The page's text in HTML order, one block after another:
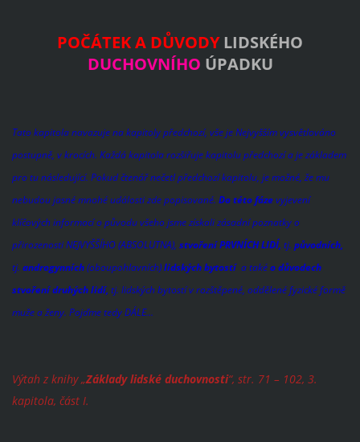
POČÁTEK A DŮVODYLIDSKÉHO
DUCHOVNÍHO ÚPADKU
Tato kapitola navazuje na kapitoly předchozí, vše je Nejvyšším vysvětlováno
postupně, v krocích. Každá kapitola rozšiřuje kapitolu předchozí a je základem
pro tu následující. Pokud čtenář nečetl předchozí kapitolu, je možné, že mu
nebudou jasné mnohé události zde popisované. Do této fázevyjevení
klíčových informací o původu všeho jsme získali zásadní poznatky o
přirozenosti NEJVYŠŠÍHO (ABSOLUTNA), stvoření PRVNÍCH LIDÍ, tj. původních,
tj. androgynních(oboupohlavních)lidských bytostí a takéo důvodech
stvoření druhých lidí, tj. lidských bytostí v rozštěpené, oddělené fyzické formě
muže a ženy. Pojďme tedy DÁLE...
Výtah z knihy „Základy lidské duchovnosti“, str. 71 – 102, 3.
kapitola, část I.